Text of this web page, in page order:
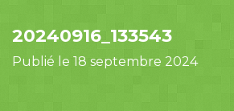
20240916_133543
Publié le 18 septembre 2024